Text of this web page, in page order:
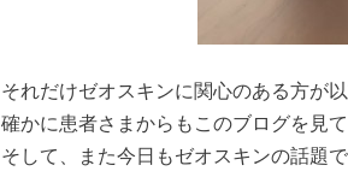
それだけゼオスキンに関心のある方が
確かに患者さまからもこのブログを見
そして、また今日もゼオスキンの話題で